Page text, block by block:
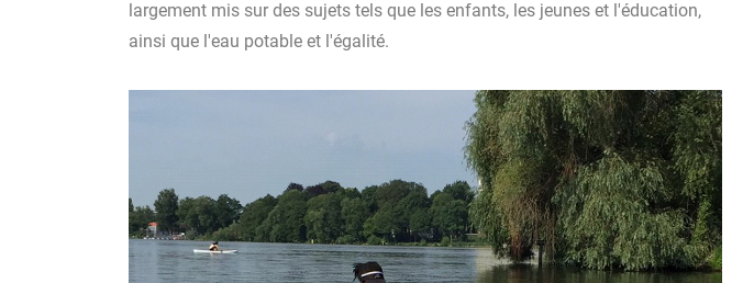
largement mis sur des sujets tels que les enfants, les jeunes et l'éducation,
ainsi que l'eau potable et l'égalité.